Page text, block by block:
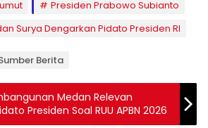
Presiden Prabowo Subianto
Surya Dengarkan Pidato Presiden RI
Berita
Medan Relevan
Presiden Soal RUU APBN 2026